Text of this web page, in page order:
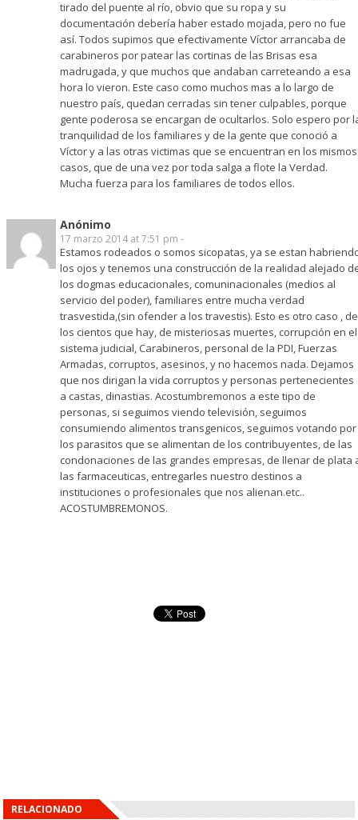
tirado del puente al río, obvio que su ropa y su
documentación debería haber estado mojada, pero no fue
así. Todos supimos que efectivamente Víctor arrancaba de
carabineros por patear las cortinas de las Brisas esa
madrugada, y que muchos que andaban carreteando a esa
hora lo vieron. Este caso como muchos mas a lo largo de
nuestro país, quedan cerradas sin tener culpables, porque
gente poderosa se encargan de ocultarlos. Solo espero por
tranquilidad de los familiares y de la gente que conoció a
Víctor y a las otras victimas que se encuentran en los mismos
casos, que de una vez por toda salga a flote la Verdad.
Mucha fuerza para los familiares de todos ellos.
Anónimo
17 marzo 2014 at 7:51 pm -
Estamos rodeados o somos sicopatas, ya se estan
los ojos y tenemos una construcción de la realidad alejado
los dogmas educacionales, comuninacionales (medios al
servicio del poder), familiares entre mucha verdad
trasvestida,(sin ofender a los travestis). Esto es otro caso , de
los cientos que hay, de misteriosas muertes, corrupción en el
sistema judicial, Carabineros, personal de la PDI, Fuerzas
Armadas, corruptos, asesinos, y no hacemos nada. Dejamos
que nos dirigan la vida corruptos y personas pertenecientes
a castas, dinastias. Acostumbremonos a este tipo de
personas, si seguimos viendo televisión, seguimos
consumiendo alimentos transgenicos, seguimos votando por
los parasitos que se alimentan de los contribuyentes, de las
condonaciones de las grandes empresas, de llenar de plata
las farmaceuticas, entregarles nuestro destinos a
instituciones o profesionales que nos alienan.etc..
ACOSTUMBREMONOS.
RELACIONADO